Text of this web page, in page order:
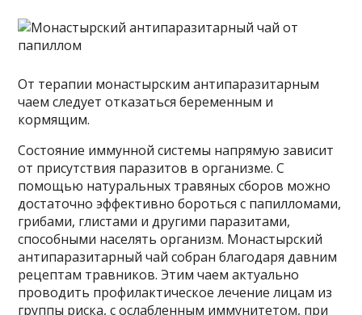
От терапии монастырским антипаразитарным
чаем следует отказаться беременным и
кормящим.
Состояние иммунной системы напрямую зависит
от присутствия паразитов в организме. С
помощью натуральных травяных сборов можно
достаточно эффективно бороться с папилломами,
грибами, глистами и другими паразитами,
способными населять организм. Монастырский
антипаразитарный чай собран благодаря давним
рецептам травников. Этим чаем актуально
проводить профилактическое лечение лицам из
группы риска, с ослабленным иммунитетом, при